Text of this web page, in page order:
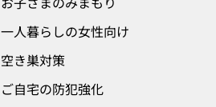
一人暮らしの女性向け
空き巣対策
ご自宅の防犯強化